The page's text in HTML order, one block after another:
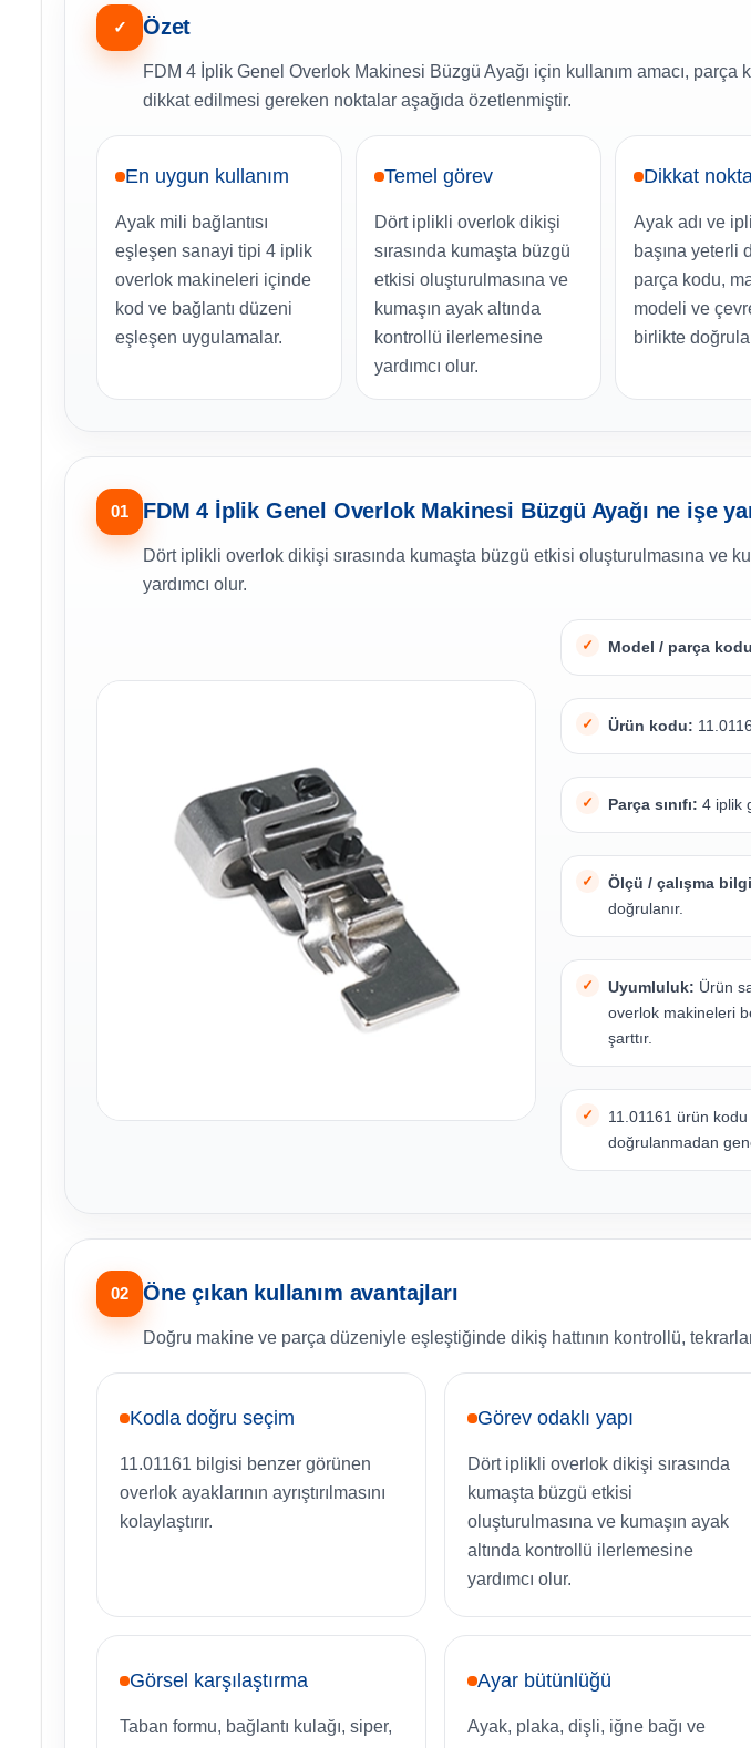
✓ Özet
FDM 4 İplik Genel Overlok Makinesi Büzgü Ayağı için kullanım amacı, parça
dikkat edilmesi gereken noktalar aşağıda özetlenmiştir.
En uygun kullanım
Ayak mili bağlantısı
eşleşen sanayi tipi 4 iplik
overlok makineleri içinde
kod ve bağlantı düzeni
eşleşen uygulamalar.
Temel görev
Dört iplikli overlok dikişi
sırasında kumaşta büzgü
etkisi oluşturulmasına ve
kumaşın ayak altında
kontrollü ilerlemesine
yardımcı olur.
Dikkat
Ayak adı ve
başına yeterli
parça kodu,
modeli ve
birlikte
01 FDM 4 İplik Genel Overlok Makinesi Büzgü Ayağı ne işe
Dört iplikli overlok dikişi sırasında kumaşta büzgü etkisi oluşturulmasına ve
yardımcı olur.
Model / parça
Ürün kodu:
Parça sınıfı: 4 iplik
Ölçü / çalışma
doğrulanır.
Uyumluluk: Ürün
overlok makineleri
şarttır.
11.01161 ürün
doğrulanmadan
02 Öne çıkan kullanım avantajları
Doğru makine ve parça düzeniyle eşleştiğinde dikiş hattının kontrollü,
Kodla doğru seçim
11.01161 bilgisi benzer görünen
overlok ayaklarının ayrıştırılmasını
kolaylaştırır.
Görev odaklı yapı
Dört iplikli overlok dikişi sırasında
kumaşta büzgü etkisi
oluşturulmasına ve kumaşın ayak
altında kontrollü ilerlemesine
yardımcı olur.
Görsel karşılaştırma
Taban formu, bağlantı kulağı, siper,
Ayar bütünlüğü
Ayak, plaka, dişli, iğne bağı ve